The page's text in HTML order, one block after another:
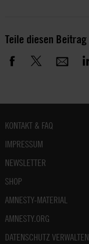
Teile diesen Beitrag
Fußbereich
KONTAKT & FAQ
IMPRESSUM
NEWSLETTER
SHOP
AMNESTY-MATERIAL
AMNESTY.ORG
DATENSCHUTZ VERWALTEN